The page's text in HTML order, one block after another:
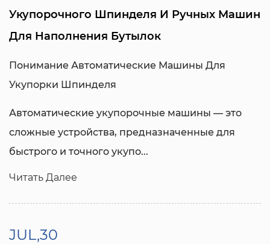
Укупорочного Шпинделя И Ручных Машин
Для Наполнения Бутылок
Понимание Автоматические Машины Для
Укупорки Шпинделя
Автоматические укупорочные машины — это
сложные устройства, предназначенные для
быстрого и точного укупо...
Читать Далее
JUL,30